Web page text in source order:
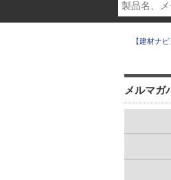
【建材ナ
メルマガ